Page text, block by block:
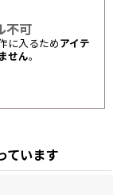
不可
に入るため アイテ
せん。
ています